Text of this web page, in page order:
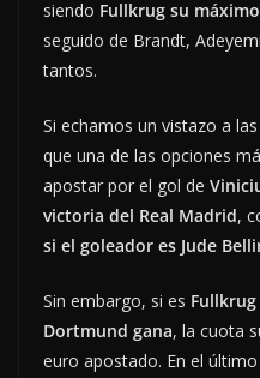
siendo Fullkrug su
seguido de Brandt,
tantos.
Si echamos un vistazo a
que una de las opciones
apostar por el gol de
victoria del Real Madrid,
si el goleador es Jude
Sin embargo, si es
Dortmund gana, la cuota
euro apostado. En el